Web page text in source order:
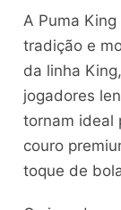
A Puma
tradição e
da linha
jogadores
tornam ideal
couro
toque de